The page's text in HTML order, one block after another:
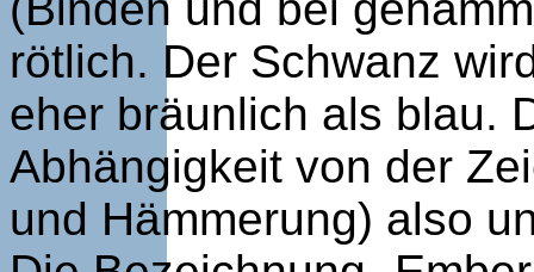
rötlich. Der Schwanz
eher bräunlich als blau.
Abhängigkeit von der
und Hämmerung) also